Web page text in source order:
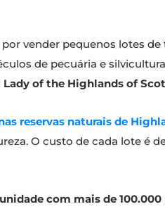
vender pequenos lotes
de pecuária e
Lady of the Highlands of
reservas naturais de
O custo de cada lote é
com mais de 100.000